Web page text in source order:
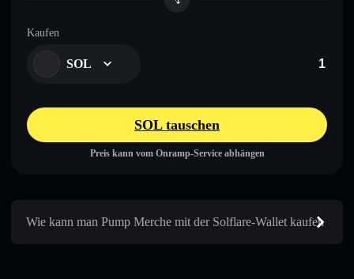
Kaufen
SOL
SOL tauschen
Preis kann vom Onramp-Service abhängen
Wie kann man Pump Merche mit der Solflare-Wallet kaufen